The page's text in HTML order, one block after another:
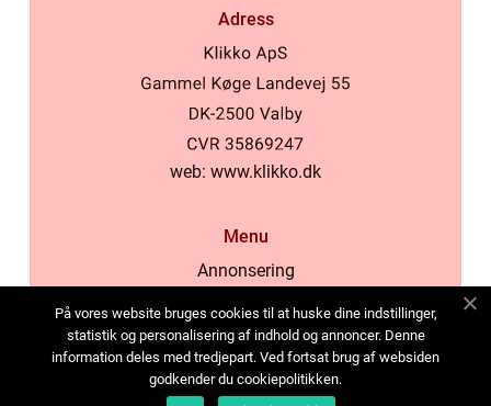
Adress
web: www.klikko.dk
Menu
Annonsering
Cookies
Kontakta oss
Sitemap
På vores website bruges cookies til at huske dine indstillinger,
statistik og personalisering af indhold og annoncer. Denne
information deles med tredjepart. Ved fortsat brug af websiden
godkender du cookiepolitikken.